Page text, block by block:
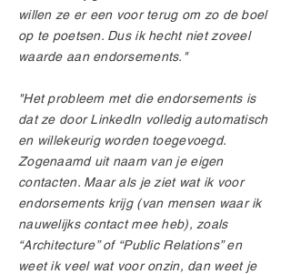
willen ze er een voor terug om zo de boel
op te poetsen. Dus ik hecht niet zoveel
waarde aan endorsements."
"Het probleem met die endorsements is
dat ze door LinkedIn volledig automatisch
en willekeurig worden toegevoegd.
Zogenaamd uit naam van je eigen
contacten. Maar als je ziet wat ik voor
endorsements krijg (van mensen waar ik
nauwelijks contact mee heb), zoals
“Architecture” of “Public Relations” en
weet ik veel wat voor onzin, dan weet je